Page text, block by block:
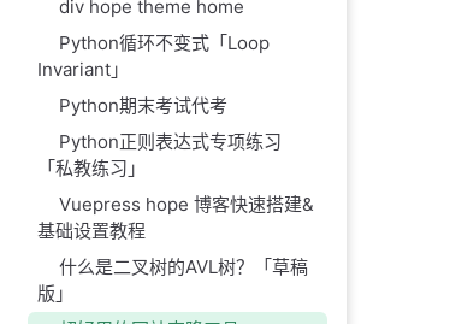
div hope theme home
Python循环不变式「Loop
Invariant」
Python期末考试代考
Python正则表达式专项练习
「私教练习」
Vuepress hope 博客快速搭建&
基础设置教程
什么是二叉树的AVL树？「草稿
版」